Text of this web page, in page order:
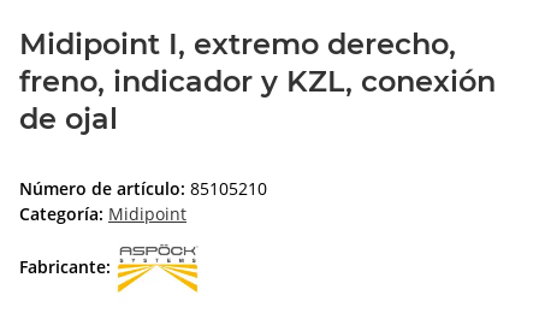
Midipoint I, extremo derecho,
freno, indicador y KZL, conexión
de ojal
Número de artículo: 85105210
Categoría: Midipoint
Fabricante: